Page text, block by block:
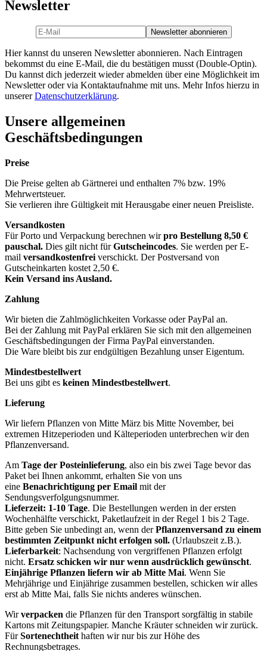
Newsletter
Hier kannst du unseren Newsletter abonnieren. Nach Eintragen
bekommst du eine E-Mail, die du bestätigen musst (Double-Optin).
Du kannst dich jederzeit wieder abmelden über eine Möglichkeit im
Newsletter oder via Kontaktaufnahme mit uns. Mehr Infos hierzu in
unsererDatenschutzerklärung.
Unsere allgemeinen
Geschäftsbedingungen
Preise
Die Preise gelten ab Gärtnerei und enthalten 7% bzw. 19%
Mehrwertsteuer.
Sie verlieren ihre Gültigkeit mit Herausgabe einer neuen Preisliste.
Versandkosten
Für Porto und Verpackung berechnen wirpro Bestellung 8,50 €
pauschal. Dies gilt nicht fürGutscheincodes. Sie werden per E-
mail versandkostenfrei verschickt. Der Postversand von
Gutscheinkarten kostet 2,50 €.
Kein Versand ins Ausland.
Zahlung
Wir bieten die Zahlmöglichkeiten Vorkasse oder PayPal an.
Bei der Zahlung mit PayPal erklären Sie sich mit den allgemeinen
Geschäftsbedingungen der Firma PayPal einverstanden.
Die Ware bleibt bis zur endgültigen Bezahlung unser Eigentum.
Mindestbestellwert
Bei uns gibt es keinen Mindestbestellwert.
Lieferung
Wir liefern Pflanzen von Mitte März bis Mitte November, bei
extremen Hitzeperioden und Kälteperioden unterbrechen wir den
Pflanzenversand.
Am Tage der Posteinlieferung, also ein bis zwei Tage bevor das
Paket bei Ihnen ankommt, erhalten Sie von uns
eine Benachrichtigung per Email mit der
Sendungsverfolgungsnummer.
Lieferzeit: 1-10 Tage. Die Bestellungen werden in der ersten
Wochenhälfte verschickt, Paketlaufzeit in der Regel 1 bis 2 Tage.
Bitte geben Sie unbedingt an, wenn derPflanzenversand zu einem
bestimmten Zeitpunkt nicht erfolgen soll. (Urlaubszeit z.B.).
Lieferbarkeit: Nachsendung von vergriffenen Pflanzen erfolgt
nicht. Ersatz schicken wir nur wenn ausdrücklich gewünscht.
Einjährige Pflanzen liefern wir ab Mitte Mai. Wenn Sie
Mehrjährige und Einjährige zusammen bestellen, schicken wir alles
erst ab Mitte Mai, falls Sie nichts anderes wünschen.
Wirverpacken die Pflanzen für den Transport sorgfältig in stabile
Kartons mit Zeitungspapier. Manche Kräuter schneiden wir zurück.
FürSortenechtheit haften wir nur bis zur Höhe des
Rechnungsbetrages.